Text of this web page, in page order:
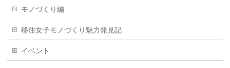
モノづくり編
移住女子モノづくり魅力発見記
イベント